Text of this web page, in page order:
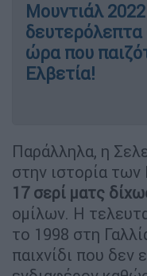
Μουντιάλ
ώρα που
Ελβετία!
Παράλληλα, η
στην ιστορία
17 σερί ματς
ομίλων. Η
το 1998 στη
παιχνίδι που δεν